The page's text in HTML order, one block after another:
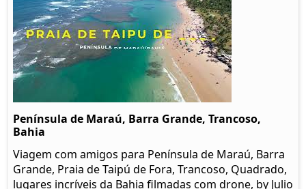
Península de Maraú, Barra Grande, Trancoso,
Bahia
Viagem com amigos para Península de Maraú, Barra
Grande, Praia de Taipú de Fora, Trancoso, Quadrado,
lugares incríveis da Bahia filmadas com drone, by Julio